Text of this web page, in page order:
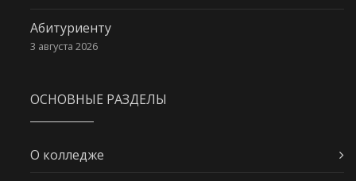
Абитуриенту
3 августа 2026
ОСНОВНЫЕ РАЗДЕЛЫ
О колледже